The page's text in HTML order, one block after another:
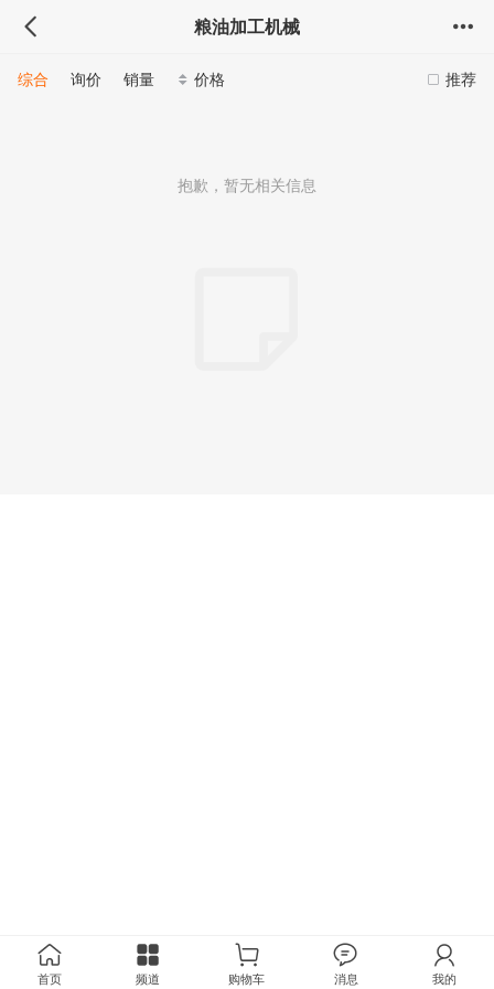
粮油加工机械
推荐
综合 询价 销量 价格
抱歉，暂无相关信息
首页 频道 购物车 消息 我的